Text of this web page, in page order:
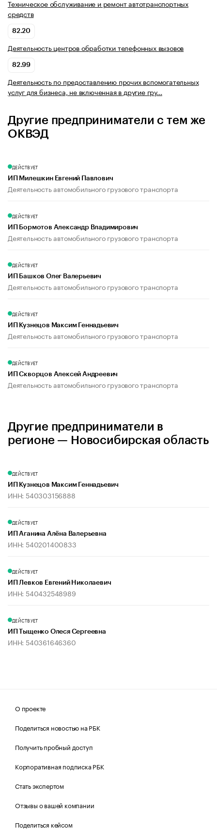
Техническое обслуживание и ремонт автотранспортных
средств
82.20
Деятельность центров обработки телефонных вызовов
82.99
Деятельность по предоставлению прочих вспомогательных
услуг для бизнеса, не включенная в другие гру…
Другие предприниматели с тем же
ОКВЭД
ДЕЙСТВУЕТ
ИП Милешкин Евгений Павлович
Деятельность автомобильного грузового транспорта
ДЕЙСТВУЕТ
ИП Бормотов Александр Владимирович
Деятельность автомобильного грузового транспорта
ДЕЙСТВУЕТ
ИП Башков Олег Валерьевич
Деятельность автомобильного грузового транспорта
ДЕЙСТВУЕТ
ИП Кузнецов Максим Геннадьевич
Деятельность автомобильного грузового транспорта
ДЕЙСТВУЕТ
ИП Скворцов Алексей Андреевич
Деятельность автомобильного грузового транспорта
Другие предприниматели в
регионе — Новосибирская область
ДЕЙСТВУЕТ
ИП Кузнецов Максим Геннадьевич
ИНН: 540303156888
ДЕЙСТВУЕТ
ИП Аганина Алёна Валерьевна
ИНН: 540201400833
ДЕЙСТВУЕТ
ИП Левков Евгений Николаевич
ИНН: 540432548989
ДЕЙСТВУЕТ
ИП Тыщенко Олеся Сергеевна
ИНН: 540361646360
О проекте
Поделиться новостью на РБК
Получить пробный доступ
Корпоративная подписка РБК
Стать экспертом
Отзывы о вашей компании
Поделиться кейсом